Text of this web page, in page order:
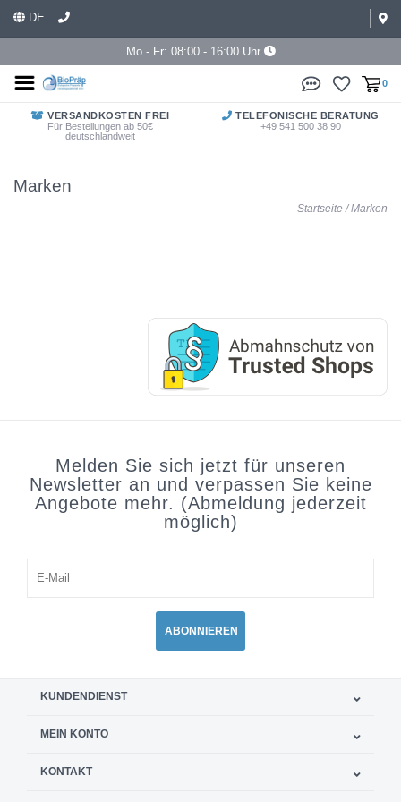
DE
Mo - Fr: 08:00 - 16:00 Uhr
0
VERSANDKOSTEN FREI
Für Bestellungen ab 50€
deutschlandweit
TELEFONISCHE BERATUNG
+49 541 500 38 90
Marken
Startseite/Marken
Melden Sie sich jetzt für unseren
Newsletter an und verpassen Sie keine
Angebote mehr. (Abmeldung jederzeit
möglich)
ABONNIEREN
KUNDENDIENST
MEIN KONTO
KONTAKT